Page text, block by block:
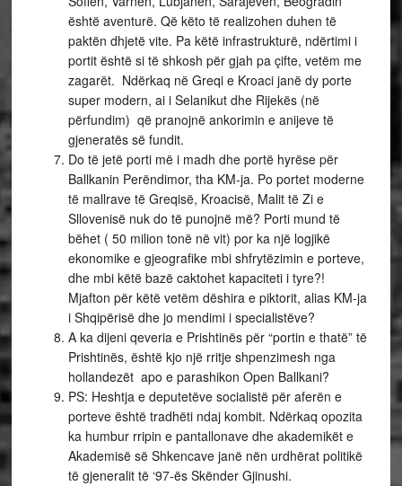
është aventurë. Që këto të realizohen duhen të
paktën dhjetë vite. Pa këtë infrastrukturë, ndërtimi i
portit është si të shkosh për gjah pa çifte, vetëm me
zagarët. Ndërkaq në Greqi e Kroaci janë dy porte
super modern, ai i Selanikut dhe Rijekës (në
përfundim) që pranojnë ankorimin e anijeve të
gjeneratës së fundit.
Do të jetë porti më i madh dhe portë hyrëse për
Ballkanin Perëndimor, tha KM-ja. Po portet moderne
të mallrave të Greqisë, Kroacisë, Malit të Zi e
Sllovenisë nuk do të punojnë më? Porti mund të
bëhet ( 50 milion tonë në vit) por ka një logjikë
ekonomike e gjeografike mbi shfrytëzimin e porteve,
dhe mbi këtë bazë caktohet kapaciteti i tyre?!
Mjafton për këtë vetëm dëshira e piktorit, alias KM-ja
i Shqipërisë dhe jo mendimi i specialistëve?
A ka dijeni qeveria e Prishtinës për “portin e thatë” të
Prishtinës, është kjo një rritje shpenzimesh nga
hollandezët apo e parashikon Open Ballkani?
PS: Heshtja e deputetëve socialistë për aferën e
porteve është tradhëti ndaj kombit. Ndërkaq opozita
ka humbur rripin e pantallonave dhe akademikët e
Akademisë së Shkencave janë nën urdhërat politikë
të gjeneralit të ‘97-ës Skënder Gjinushi.